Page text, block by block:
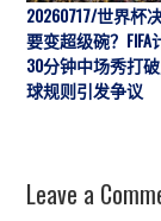
20260717/世界杯
要变超级碗？FIFA
30分钟中场秀打
球规则引发争议
Leave a